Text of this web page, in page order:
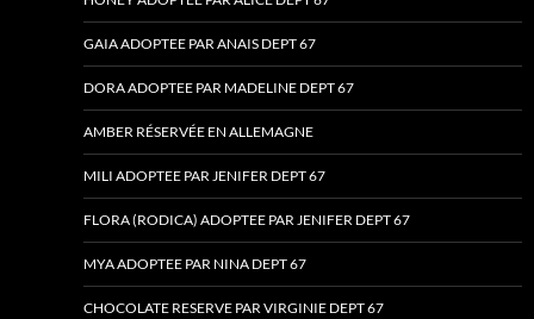
GAIA ADOPTEE PAR ANAIS DEPT 67
DORA ADOPTEE PAR MADELINE DEPT 67
AMBER RÉSERVÉE EN ALLEMAGNE
MILI ADOPTEE PAR JENIFER DEPT 67
FLORA (RODICA) ADOPTEE PAR JENIFER DEPT 67
MYA ADOPTEE PAR NINA DEPT 67
CHOCOLATE RESERVE PAR VIRGINIE DEPT 67